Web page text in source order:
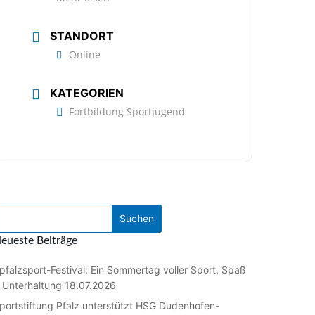
STANDORT
Online
KATEGORIEN
Fortbildung Sportjugend
Beiträge
Festival: Ein Sommertag voller Sport, Spaß
Unterhaltung 18.07.2026
Pfalz unterstützt HSG Dudenhofen-